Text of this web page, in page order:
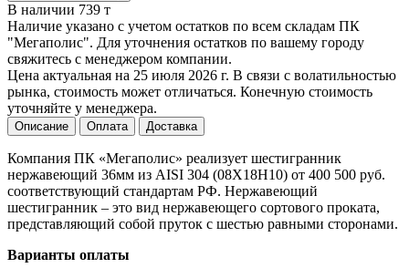
В наличии 739 т
Наличие указано с учетом остатков по всем складам ПК
"Мегаполис". Для уточнения остатков по вашему городу
свяжитесь с менеджером компании.
Цена актуальная на 25 июля 2026 г. В связи с волатильностью
рынка, стоимость может отличаться. Конечную стоимость
уточняйте у менеджера.
Описание Оплата Доставка
Компания ПК «Мегаполис» реализует шестигранник
нержавеющий 36мм из AISI 304 (08Х18Н10) от 400 500 руб.
соответствующий стандартам РФ. Нержавеющий
шестигранник – это вид нержавеющего сортового проката,
представляющий собой пруток с шестью равными сторонами.
Варианты оплаты